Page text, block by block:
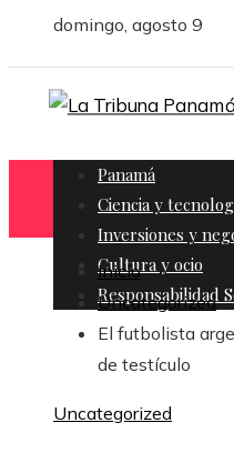
domingo, agosto 9
Panamá
Ciencia y
Inversiones y
Cultura y ocio
Responsabilidad
Inicio
Uncategorized
El futbolista
de testículo
Uncategorized